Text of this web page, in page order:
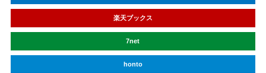
楽天ブックス
7net
honto